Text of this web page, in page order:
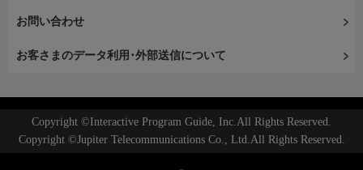
お問い合わせ
お客さまのデータ利用･外部送信について
Copyright ©Interactive Program Guide, Inc.All Rights Reserved.
Copyright ©Jupiter Telecommunications Co., Ltd.All Rights Reserved.